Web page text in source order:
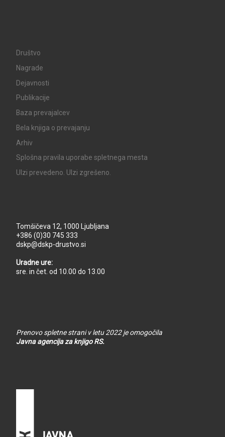
Društvo
Nagrade
Dejavnosti
Publikacije
Baza prevajalcev
Bela knjiga o prevajanju
Arhiv
Splošna pravila uporabe spletnega mesta
UIzi prevedeno. UIzi zgrešeno.
Tomšičeva 12, 1000 Ljubljana
+386 (0)30 745 333
dskp@dskp-drustvo.si
Uradne ure:
sre. in čet. od 10.00 do 13.00
Prenovo spletne strani v letu 2022 je omogočila
Javna agencija za knjigo RS.